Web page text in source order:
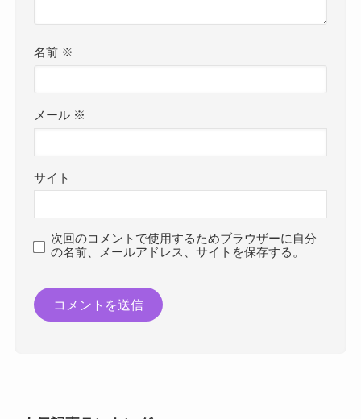
名前 ※
メール ※
サイト
次回のコメントで使用するためブラウザーに自分
の名前、メールアドレス、サイトを保存する。